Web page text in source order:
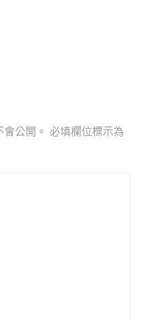
公開。 必填欄位標示為